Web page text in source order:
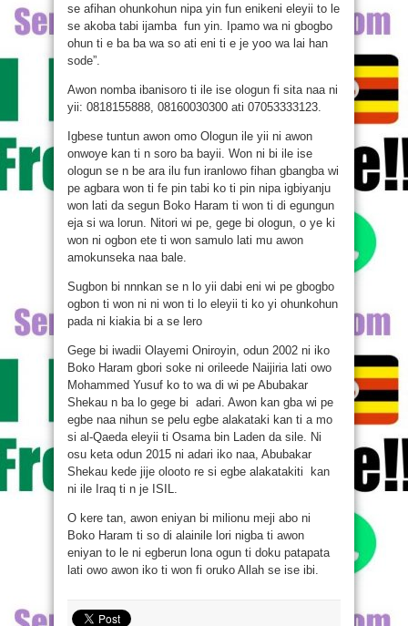
se afihan ohunkohun nipa yin fun enikeni eleyii to le
se akoba tabi ijamba fun yin. Ipamo wa ni gbogbo
ohun ti e ba ba wa so ati eni ti e je yoo wa lai han
sode”.
Awon nomba ibanisoro ti ile ise ologun fi sita naa ni
yii: 0818155888, 08160030300 ati 07053333123.
Igbese tuntun awon omo Ologun ile yii ni awon
onwoye kan ti n soro ba bayii. Won ni bi ile ise
ologun se n be ara ilu fun iranlowo fihan gbangba wi
pe agbara won ti fe pin tabi ko ti pin nipa igbiyanju
won lati da segun Boko Haram ti won ti di egungun
eja si wa lorun. Nitori wi pe, gege bi ologun, o ye ki
won ni ogbon ete ti won samulo lati mu awon
amokunseka naa bale.
Sugbon bi nnnkan se n lo yii dabi eni wi pe gbogbo
ogbon ti won ni ni won ti lo eleyii ti ko yi ohunkohun
pada ni kiakia bi a se lero
Gege bi iwadii Olayemi Oniroyin, odun 2002 ni iko
Boko Haram gbori soke ni orileede Naijiria lati owo
Mohammed Yusuf ko to wa di wi pe Abubakar
Shekau n ba lo gege bi adari. Awon kan gba wi pe
egbe naa nihun se pelu egbe alakataki kan ti a mo
si al-Qaeda eleyii ti Osama bin Laden da sile. Ni
osu keta odun 2015 ni adari iko naa, Abubakar
Shekau kede jije olooto re si egbe alakatakiti kan
ni ile Iraq ti n je ISIL.
O kere tan, awon eniyan bi milionu meji abo ni
Boko Haram ti so di alainile lori nigba ti awon
eniyan to le ni egberun lona ogun ti doku patapata
lati owo awon iko ti won fi oruko Allah se ise ibi.